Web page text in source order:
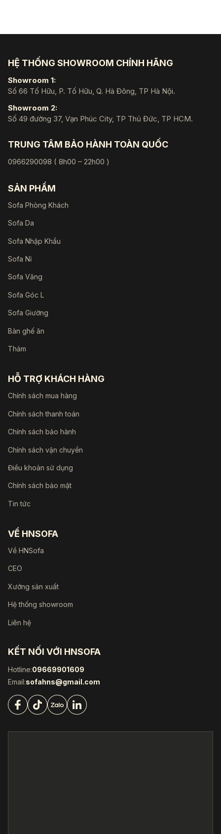
HỆ THỐNG SHOWROOM CHÍNH HÃNG
Showroom 1:
Số 66 Tố Hữu, P. Tố Hữu, Q. Hà Đông, TP Hà Nội.
Showroom 2:
Số 49 đường 37, Vạn Phúc City, TP Thủ Đức, TP HCM.
TRUNG TÂM BẢO HÀNH TOÀN QUỐC
0966290098 ( 8h00 – 22h00 )
SẢN PHẨM
Sofa Phòng Khách
Sofa Da
Sofa Nhập Khẩu
Sofa Nỉ
Sofa Văng
Sofa Góc L
Sofa Giường
Bàn ghế ăn
Thảm
HỖ TRỢ KHÁCH HÀNG
Chính sách mua hàng
Chính sách thanh toán
Chính sách bảo hành
Chính sách vận chuyển
Điều khoản sử dụng
Chính sách bảo mật
Tin tức
VỀ HNSOFA
Về HNSofa
CEO
Xưởng sản xuất
Hệ thống showroom
Liên hệ
KẾT NỐI VỚI HNSOFA
Hotline:09669901609
Email:sofahns@gmail.com